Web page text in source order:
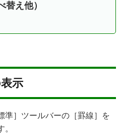
替え他）
示
準］ツールバーの［罫線］を